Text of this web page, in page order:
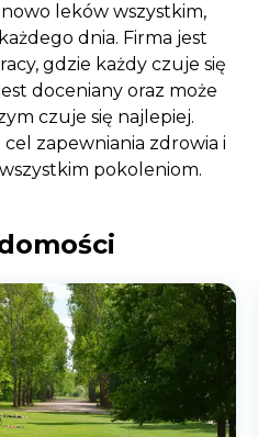
leków wszystkim,
dnia. Firma jest
gdzie każdy czuje się
doceniany oraz może
czuje się najlepiej.
zapewniania zdrowia i
pokoleniom.